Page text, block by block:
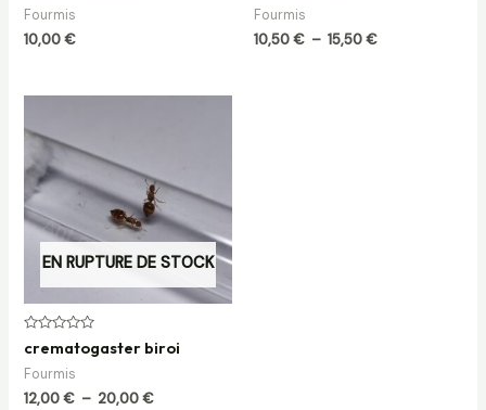
sur
5Fourmis
10,00€
sur 5
Fourmis
10,50€ – 15,50€
EN RUPTURE DE STOCK
0
sur
5
crematogaster biroi
Fourmis
12,00€ – 20,00€
à
20,00 €